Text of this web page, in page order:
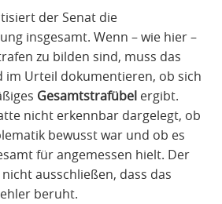
der Senat die
insgesamt. Wenn – wie hier –
zu bilden sind, muss das
im Urteil dokumentieren, ob sich
Gesamtstrafübelergibt.
nicht erkennbar dargelegt, ob
bewusst war und ob es
für angemessen hielt. Der
ausschließen, dass das
beruht.